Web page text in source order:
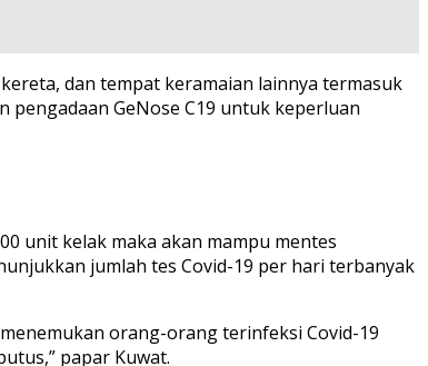
dan tempat keramaian lainnya termasuk
pengadaan GeNose C19 untuk keperluan
unit kelak maka akan mampu mentes
jumlah tes Covid-19 per hari terbanyak
orang-orang terinfeksi Covid-19
papar Kuwat.